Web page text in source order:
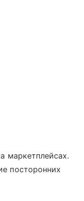
маркетплейсах.
посторонних